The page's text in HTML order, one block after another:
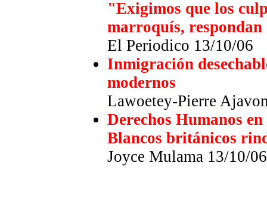
"Exigimos que los
marroquís, respondan
El Periodico 13/10/06
Inmigración
modernos
Lawoetey-Pierre
Derechos Humanos
Blancos británicos
Joyce Mulama 13/10/06